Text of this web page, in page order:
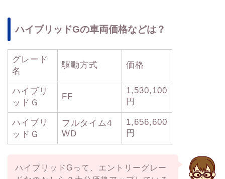
ハイブリッドGの車両価格などは？
グレード
名
駆動方式 価格
ハイブリ
ッドＧ
FF
1,530,100
円
ハイブリ
ッドＧ
フルタイム4
WD
1,656,600
円
ハイブリッドGって、エントリーグレー